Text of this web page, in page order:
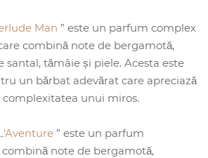
Man ” este un parfum complex
combină note de bergamotă,
santal, tămâie și piele. Acesta este
un bărbat adevărat care apreciază
unui miros.
” este un parfum
combină note de bergamotă,